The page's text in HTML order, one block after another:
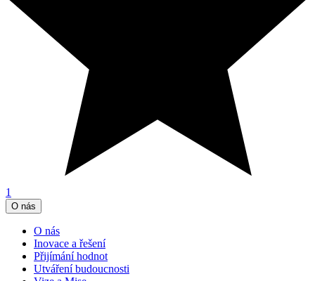
1
O nás
O nás
Inovace a řešení
Přijímání hodnot
Utváření budoucnosti